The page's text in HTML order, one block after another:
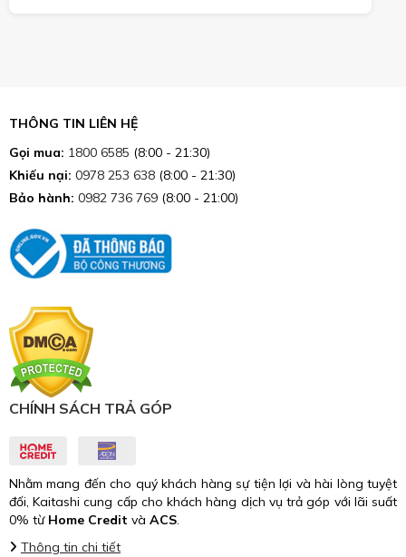
THÔNG TIN LIÊN HỆ
Gọi mua: 1800 6585 (8:00 - 21:30)
Khiếu nại: 0978 253 638 (8:00 - 21:30)
Bảo hành: 0982 736 769 (8:00 - 21:00)
CHÍNH SÁCH TRẢ GÓP
Nhằm mang đến cho quý khách hàng sự tiện lợi và hài lòng tuyệt
đối, Kaitashi cung cấp cho khách hàng dịch vụ trả góp với lãi suất
0% từ Home Credit và ACS.
Thông tin chi tiết